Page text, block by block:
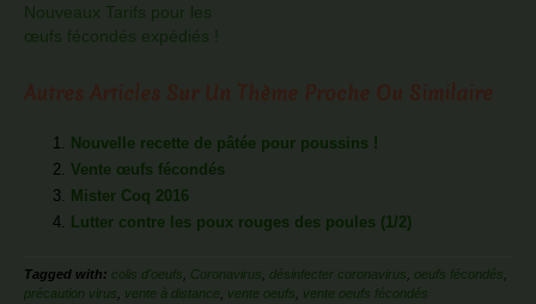
Nouveaux Tarifs pour les
œufs fécondés expédiés !
Nouvelle recette de pâtée pour poussins !
Vente œufs fécondés
Mister Coq 2016
Lutter contre les poux rouges des poules (1/2)
Tagged with: colis d'oeufs Coronavirus désinfecter coronavirus oeufs fécondés
précaution virus
vente à distance vente oeufs vente oeufs fécondés